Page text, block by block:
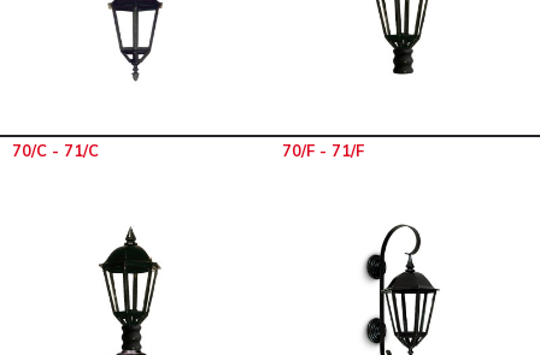
70/C - 71/C 70/F - 71/F